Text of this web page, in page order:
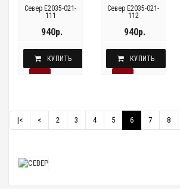
Север E2035-021-
111
940р.
КУПИТЬ
Север E2035-021-
112
940р.
КУПИТЬ
|< < 2 3 4 5 6 7 8